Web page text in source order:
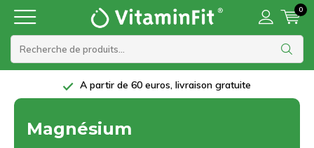
0
A partir de 60 euros, livraison gratuite
Magnésium